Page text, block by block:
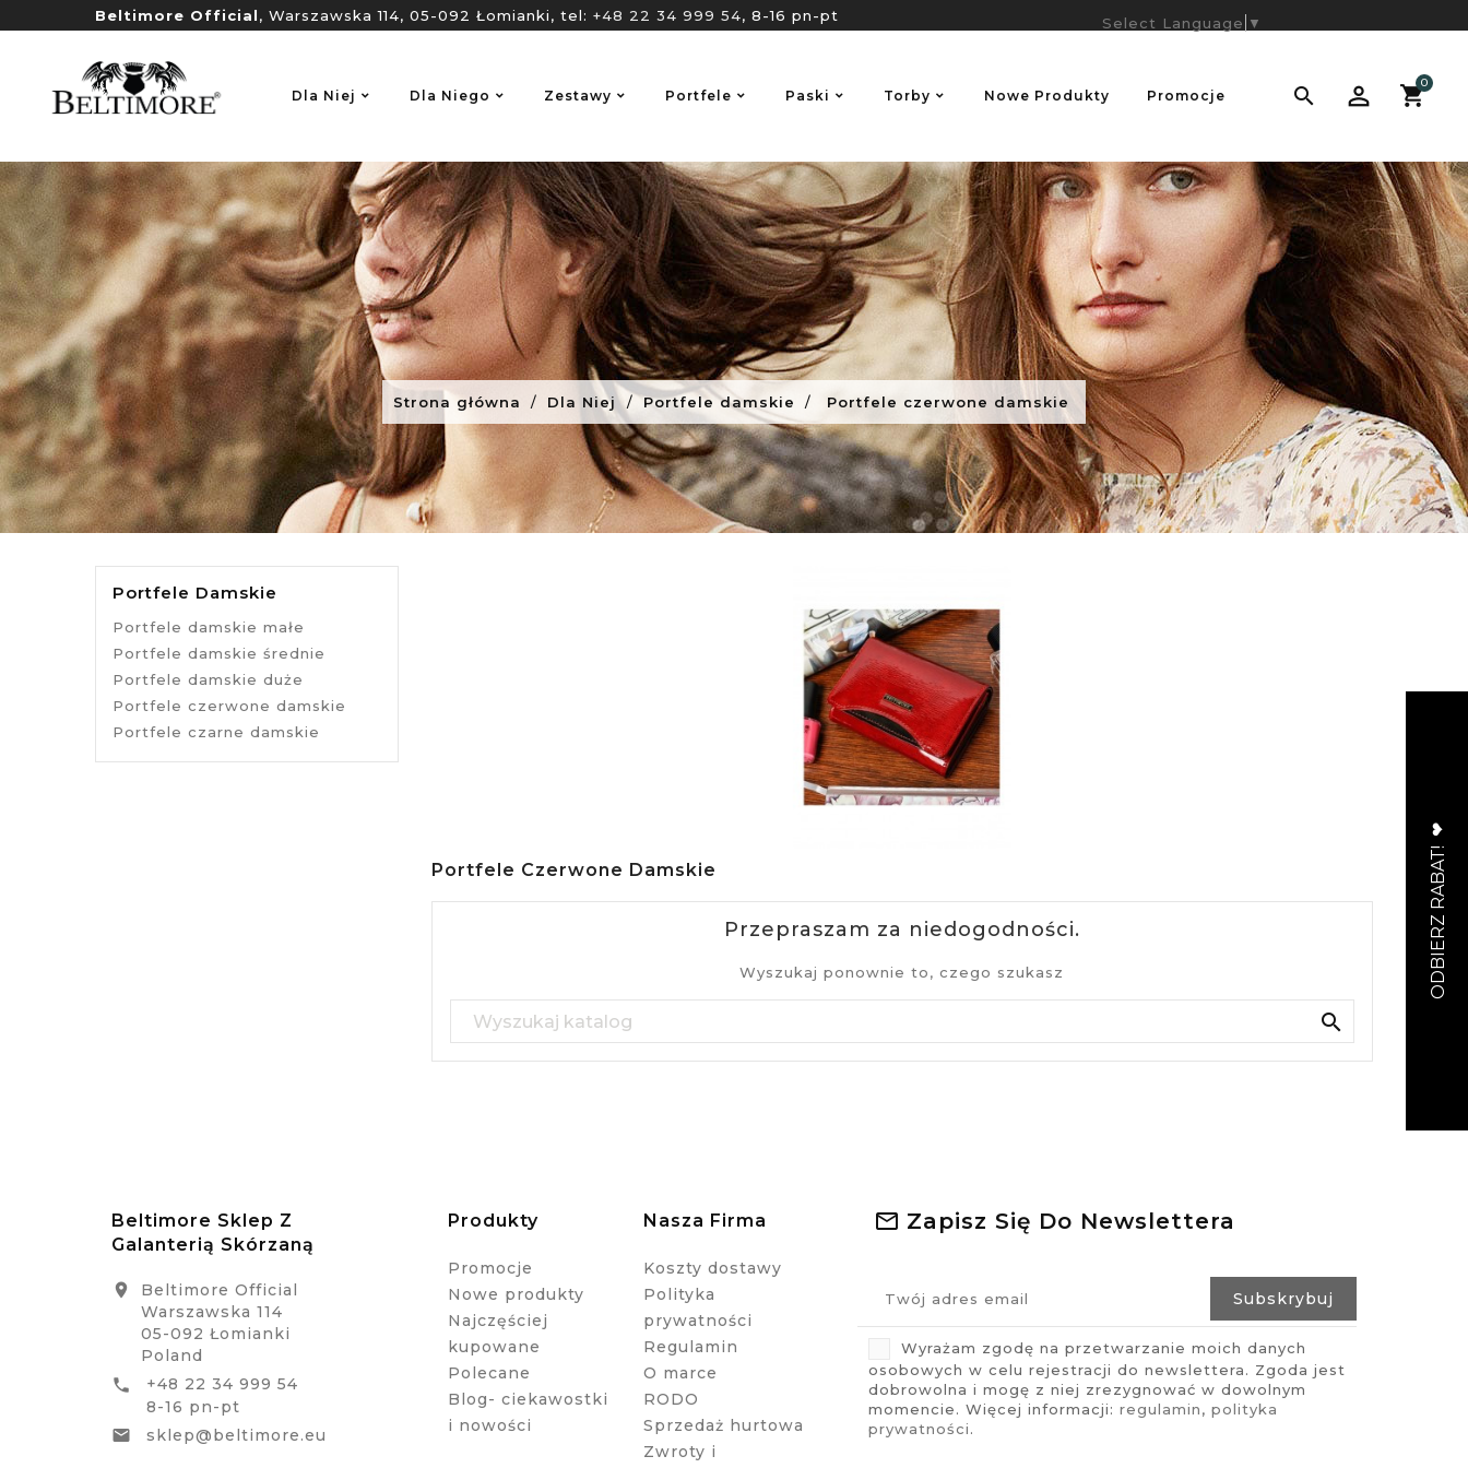
Beltimore Official, Warszawska 114, 05-092 Łomianki, tel: +48 22 34 999 54, 8-16 pn-pt
0

Dla Niej Dla Niego Zestawy Portfele Paski Torby Nowe Produkty Promocje
Select Language ▼
Strona główna Dla Niej Portfele damskie Portfele czerwone damskie
Portfele Damskie
Portfele damskie małe
Portfele damskie średnie
Portfele damskie duże
Portfele czerwone damskie
Portfele czarne damskie
Portfele Czerwone Damskie
Przepraszam za niedogodności.
Wyszukaj ponownie to, czego szukasz

Zapisz Się Do Newslettera
Wyrażam zgodę na przetwarzanie moich danych
osobowych w celu rejestracji do newslettera. Zgoda jest
dobrowolna i mogę z niej zrezygnować w dowolnym
momencie. Więcej informacji: regulamin, polityka
prywatności.
Beltimore Sklep Z
Galanterią Skórzaną

Beltimore Official
Warszawska 114
05-092 Łomianki
Poland

+48 22 34 999 54
8-16 pn-pt

sklep@beltimore.eu
Produkty
Promocje
Nowe produkty
Najczęściej
kupowane
Polecane
Blog- ciekawostki
i nowości
Nasza Firma
Koszty dostawy
Polityka
prywatności
Regulamin
O marce
RODO
Sprzedaż hurtowa
Zwroty i